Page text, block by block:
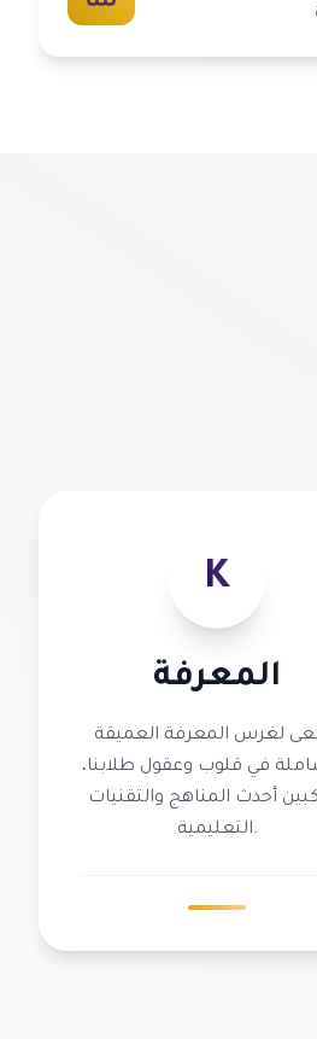
K
المعرفة
لغرس المعرفة العميقة
في قلوب وعقول طلابنا،
أحدث المناهج والتقنيات
التعليمية.